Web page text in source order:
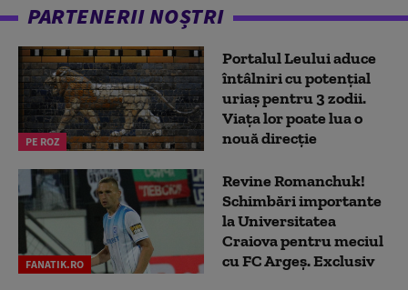
PARTENERII NOȘTRI
PE ROZ
Portalul Leului aduce
întâlniri cu potențial
uriaș pentru 3 zodii.
Viața lor poate lua o
nouă direcție
FANATIK.RO
Revine Romanchuk!
Schimbări importante
la Universitatea
Craiova pentru meciul
cu FC Argeş. Exclusiv